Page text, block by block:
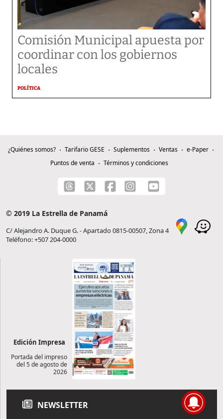
Comisión Municipal apuesta por
coordinar con los gobiernos
locales
POLÍTICA
¿Quiénes somos? Tarifario GESE Suplementos Ventas
e-Paper
Puntos de venta
Términos y condiciones
© 2019 La Estrella de Panamá
C/ Alejandro A. Duque G. - Apartado 0815-00507, Zona 4
Teléfono: +507 204-0000
Edición Impresa
Portada del impreso
del 5 de agosto de
2026
NEWSLETTER